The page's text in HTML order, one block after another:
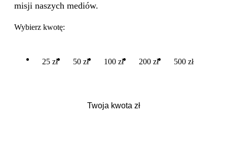
misji naszych mediów.
Wybierz kwotę:
25 zł 50 zł 100 zł 200 zł 500 zł